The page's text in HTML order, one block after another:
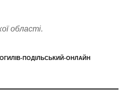
області.
ПОДІЛЬСЬКИЙ-ОНЛАЙН